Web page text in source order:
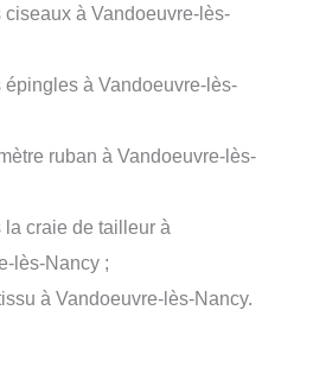
ciseaux à Vandoeuvre-lès-
épingles à Vandoeuvre-lès-
ruban à Vandoeuvre-lès-
la craie de tailleur à
lès-Nancy ;
à Vandoeuvre-lès-Nancy.